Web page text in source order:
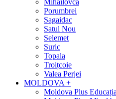
Porumbrei
Sagaidac
Satul Nou
Selemet
Suric
Topala
Troițcoie
Valea Perjei
MOLDOVA +
Moldova Plus